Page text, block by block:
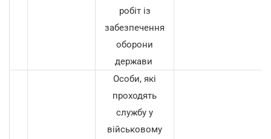
робіт із
забезпечення
оборони
держави
Особи, які
проходять
службу у
військовому